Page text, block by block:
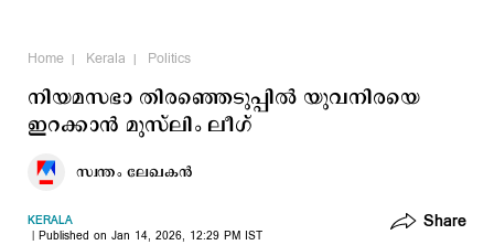
Home Kerala Politics
നിയമസഭാ തിരഞ്ഞെടുപ്പിൽ യുവനിരയെ
ഇറക്കാൻ മുസ്‌ലിം ലീഗ്
സ്വന്തം ലേഖകൻ
KERALA
Published on Jan 14, 2026, 12:29 PM IST
Share